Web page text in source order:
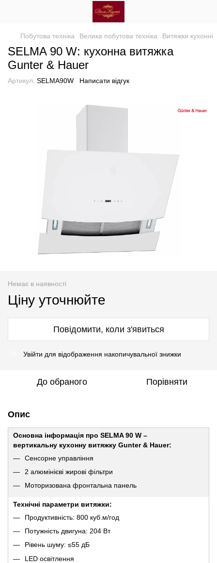
Побутова техніка Велика побутова техніка Витяжки кухонні
SELMA 90 W: кухонна витяжка
Gunter & Hauer
Артикул: SELMA90W Написати відгук
Немає в наявності
Ціну уточнюйте
Повідомити, коли з'явиться
Увійти для відображення накопичувальної знижки
До обраного Порівняти
Опис
Основна інформація про SELMA 90 W –
вертикальну кухонну витяжку Gunter & Hauer:
Сенсорне управління
2 алюмінієві жирові фільтри
Моторизована фронтальна панель
Технічні параметри витяжки:
Продуктивність: 800 куб.м/год
Потужність двигуна: 204 Вт
Рівень шуму: ≤55 дБ
LED освітлення